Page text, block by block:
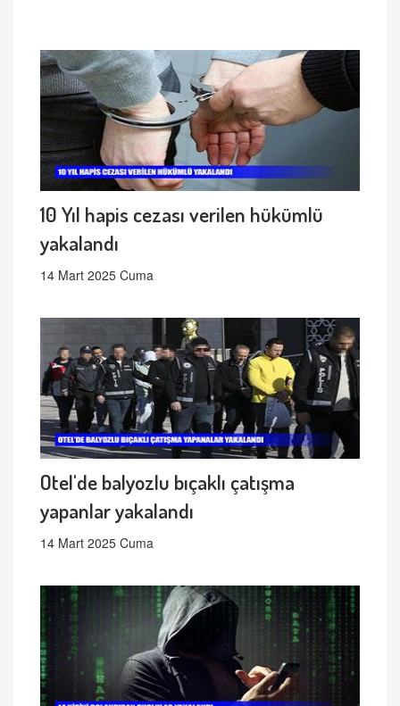
10 Yıl hapis cezası verilen hükümlü
yakalandı
14 Mart 2025 Cuma
Otel'de balyozlu bıçaklı çatışma
yapanlar yakalandı
14 Mart 2025 Cuma